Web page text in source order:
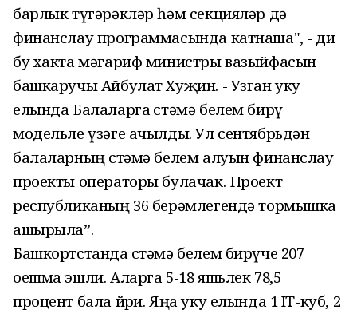
барлык түгәрәкләр һәм секцияләр дә
финанслау программасында катнаша", - ди
бу хакта мәгариф министры вазыйфасын
башкаручы Айбулат Хуҗин. - Узган уку
елында Балаларга өстәмә белем бирү
модельле үзәге ачылды. Ул сентябрьдән
балаларның өстәмә белем алуын финанслау
проекты операторы булачак. Проект
республиканың 36 берәмлегендә тормышка
ашырыла”.
Башкортстанда өстәмә белем бирүче 207
оешма эшли. Аларга 5-18 яшьлек 78,5
процент бала йөри. Яңа уку елында 1 IT-куб, 2